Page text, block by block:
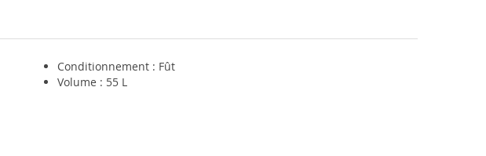
Conditionnement : Fût
Volume : 55 L